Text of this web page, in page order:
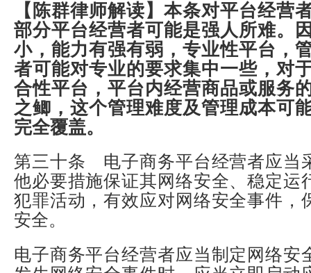
【陈群律师解读】 本条对平台经营
部分平台经营者可能是强人所难。
小，能力有强有弱，专业性平台，
者可能对专业的要求集中一些，对
合性平台，平台内经营商品或服务
之鲫，这个管理难度及管理成本可
完全覆盖。
第三十条 电子商务平台经营者应当
他必要措施保证其网络安全、稳定运
犯罪活动，有效应对网络安全事件，
安全。
电子商务平台经营者应当制定网络安